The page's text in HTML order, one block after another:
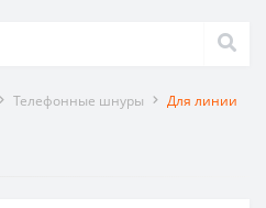
Телефонные шнуры Для линии